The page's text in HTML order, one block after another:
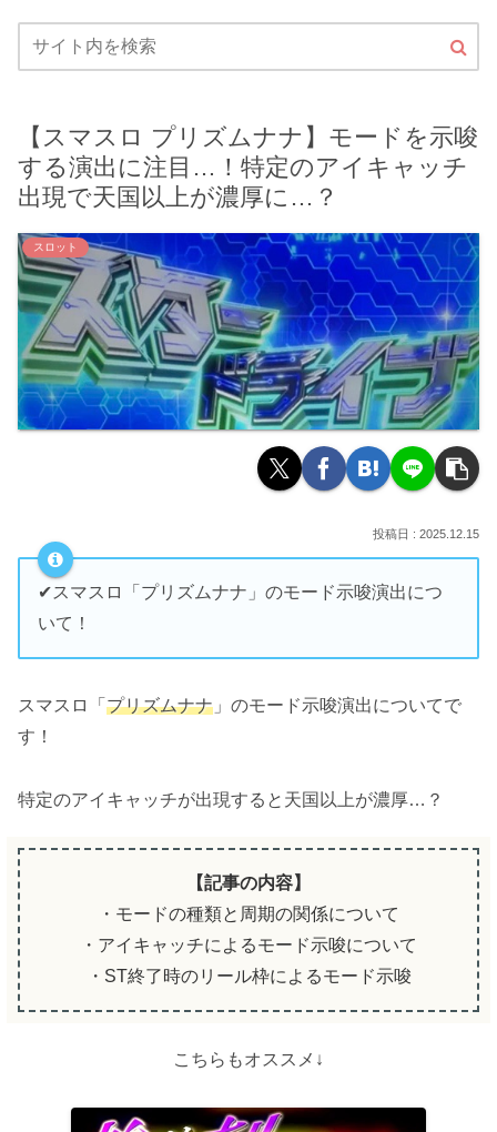
【スマスロ プリズムナナ】モードを示唆
する演出に注目…！特定のアイキャッチ
出現で天国以上が濃厚に…？
スロット
2025.12.15
✔︎スマスロ「プリズムナナ」のモード示唆演出につ
いて！
スマスロ「 プリズムナナ 」のモード示唆演出についてで
す！
特定のアイキャッチが出現すると天国以上が濃厚…？
【記事の内容】
・モードの種類と周期の関係について
・アイキャッチによるモード示唆について
・ST終了時のリール枠によるモード示唆
こちらもオススメ↓